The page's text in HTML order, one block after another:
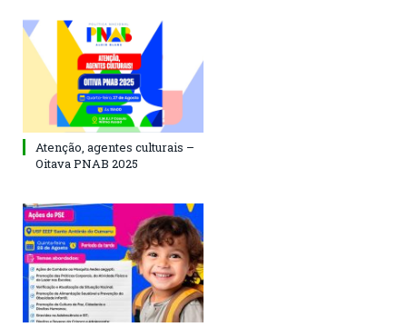
Atenção, agentes culturais –
Oitava PNAB 2025